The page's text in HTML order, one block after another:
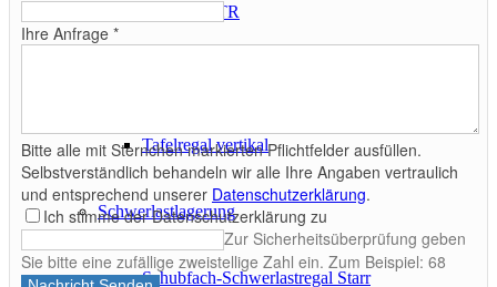
Tafelregal TR
Tafelregal vertikal
Schwerlastlagerung
Schubfach-Schwerlastregal Starr
Ihre Anfrage *
Bitte alle mit Sternchen markierten Pflichtfelder ausfüllen.
Selbstverständlich behandeln wir alle Ihre Angaben vertraulich
und entsprechend unserer Datenschutzerklärung.
Ich stimme der Datenschutzerklärung zu
Zur Sicherheitsüberprüfung geben
Sie bitte eine zufällige zweistellige Zahl ein. Zum Beispiel: 68